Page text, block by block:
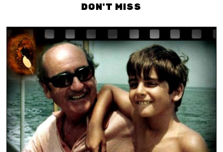
DON'T MISS